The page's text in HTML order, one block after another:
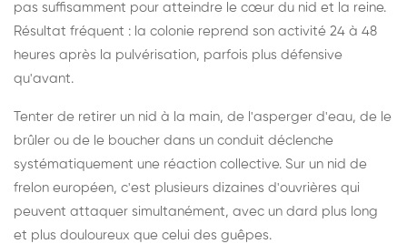
pas suffisamment pour atteindre le cœur du nid et la reine.
Résultat fréquent : la colonie reprend son activité 24 à 48
heures après la pulvérisation, parfois plus défensive
qu'avant.
Tenter de retirer un nid à la main, de l'asperger d'eau, de le
brûler ou de le boucher dans un conduit déclenche
systématiquement une réaction collective. Sur un nid de
frelon européen, c'est plusieurs dizaines d'ouvrières qui
peuvent attaquer simultanément, avec un dard plus long
et plus douloureux que celui des guêpes.